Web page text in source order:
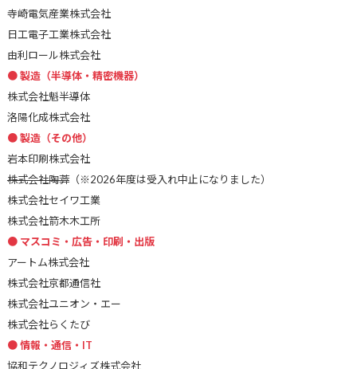
寺崎電気産業株式会社
日工電子工業株式会社
由利ロール株式会社
製造（半導体・精密機器）
株式会社魁半導体
洛陽化成株式会社
製造（その他）
岩本印刷株式会社
株式会社陶葊（※2026年度は受入れ中止になりました）
株式会社セイワ工業
株式会社箭木木工所
マスコミ・広告・印刷・出版
アートム株式会社
株式会社京都通信社
株式会社ユニオン・エー
株式会社らくたび
情報・通信・IT
協和テクノロジィズ株式会社